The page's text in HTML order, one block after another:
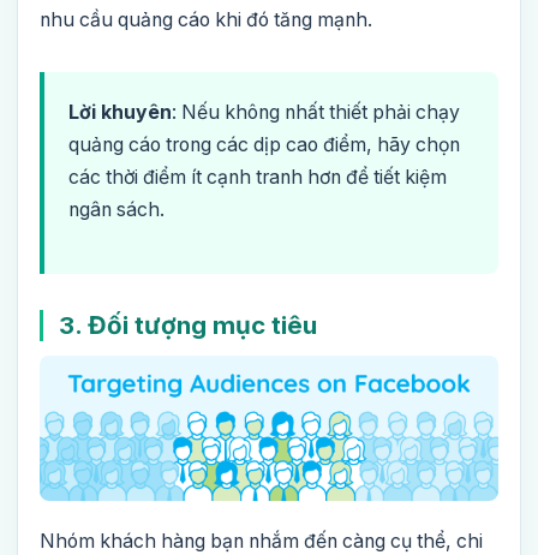
nhu cầu quảng cáo khi đó tăng mạnh.
Lời khuyên: Nếu không nhất thiết phải chạy
quảng cáo trong các dịp cao điểm, hãy chọn
các thời điểm ít cạnh tranh hơn để tiết kiệm
ngân sách.
3. Đối tượng mục tiêu
Nhóm khách hàng bạn nhắm đến càng cụ thể, chi